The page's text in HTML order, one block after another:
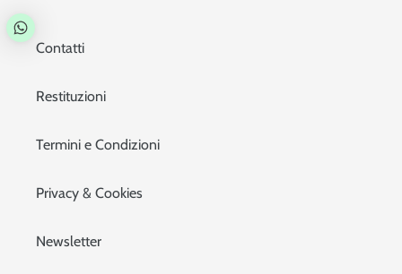
Contatti
Restituzioni
Termini e Condizioni
Privacy & Cookies
Newsletter